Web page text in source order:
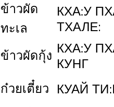
ข้าวผัด
ทะเล
КХА:У
ТХАЛЕ:
ข้าวผัดกุ้ง КХА:У
КУНГ
ก๋วยเตี๋ยว КУАЙ